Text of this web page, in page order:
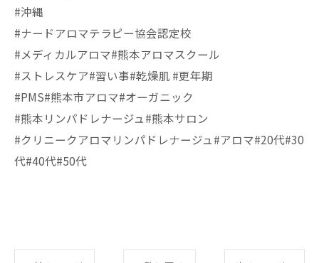
#沖縄
#ナードアロマテラピー協会認定校
#メディカルアロマ#熊本アロマスクール
#ストレスケア#習い事#乾燥肌 #更年期
#PMS#熊本市アロマ#オーガニック
#熊本リンパドレナージュ#熊本サロン
#クリニークアロマリンパドレナージュ#アロマ#20代#30
代#40代#50代